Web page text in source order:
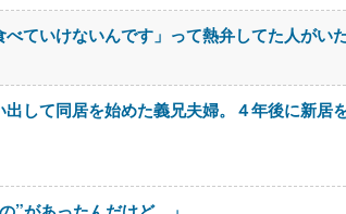
ていけないんです」って熱弁してた人がい
して同居を始めた義兄夫婦。４年後に新